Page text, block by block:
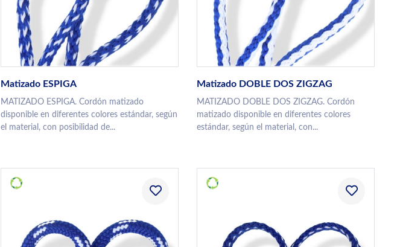
Matizado ESPIGA
MATIZADO ESPIGA. Cordón matizado
disponible en diferentes colores estándar, según
el material, con posibilidad de...
Matizado DOBLE DOS ZIGZAG
MATIZADO DOBLE DOS ZIGZAG. Cordón
matizado disponible en diferentes colores
estándar, según el material, con...